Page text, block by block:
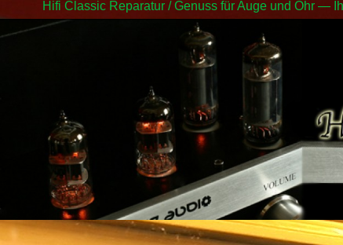
Hifi Classic Reparatur / Genuss für Auge und Ohr —